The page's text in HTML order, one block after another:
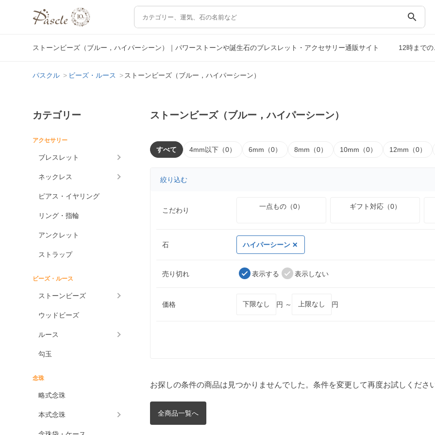
search
ストーンビーズ（ブルー，ハイパーシーン）｜パワーストーンや誕生石のブレスレット・アクセサリー通販サイト 12時まで
パスクル ビーズ・ルース ストーンビーズ（ブルー，ハイパーシーン）
カテゴリー
アクセサリー
ブレスレット
ネックレス
ピアス・イヤリング
リング・指輪
アンクレット
ストラップ
ビーズ・ルース
ストーンビーズ
ウッドビーズ
ルース
勾玉
念珠
略式念珠
本式念珠
ストーンビーズ（ブルー，ハイパーシーン）
すべて 4mm以下（0） 6mm（0） 8mm（0） 10mm（0） 12mm（0）
絞り込む
こだわり 一点もの（0） ギフト対応（0）
石 ハイパーシーン
売り切れ 表示する 表示しない
価格 円 ～ 円
お探しの条件の商品は見つかりませんでした。条件を変更して再度お試しください
全商品一覧へ